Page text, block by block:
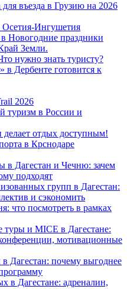
въезда в Грузию на 2026
Ингушетия
Новогодние праздники
Земли.
нужно знать туристу?
в Дербенте готовится к
2026
в России и
делает отдых доступным!
в Крснодаре
в Дагестан и Чечню: зачем
подходят
групп в Дагестан:
и сэкономить
что посмотреть в рамках
туры и MICE в Дагестане:
мотивационные
Дагестан: почему выгоднее
в Дагестане: адреналин,